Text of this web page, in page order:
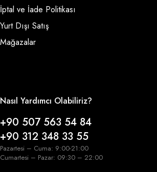
İptal ve İade Politikası
Yurt Dışı Satış
Mağazalar
Nasıl Yardımcı Olabiliriz?
+90 507 563 54 84
+90 312 348 33 55
Pazartesi – Cuma: 9:00-21:00
Cumartesi – Pazar: 09:30 – 22:00